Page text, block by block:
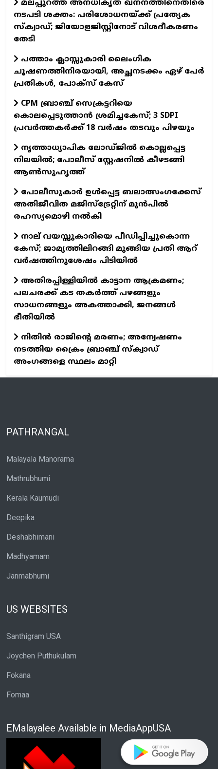
മലപ്പുറത്ത് അനധികൃത ഖനനത്തിനെതിരെ
നടപടി ശക്തം: പരിശോധനയ്ക്ക് പ്രത്യേക
സ്‌ക്വാഡ്; ജിയോളജിസ്റ്റിനോട് വിശദീകരണം
തേടി
പത്താം ക്ലാസ്സുകാരി ലൈംഗിക
ചൂഷണത്തിനിരയായി, അച്ഛനടക്കം ഏഴ് പേര്‍
പ്രതികള്‍, പോക്‌സ് കേസ്
CPM ബ്രാഞ്ച് സെക്രട്ടറിയെ
കൊലപ്പെടുത്താന്‍ ശ്രമിച്ചകേസ്; 3 SDPI
പ്രവര്‍ത്തകര്‍ക്ക് 18 വര്‍ഷം തടവും പിഴയും
നൃത്താധ്യാപിക ലോഡ്ജില്‍ കൊല്ലപ്പെട്ട
നിലയില്‍; പോലീസ് സ്റ്റേഷനില്‍ കീഴടങ്ങി
ആണ്‍സുഹൃത്ത്
പോലീസുകാര്‍ ഉള്‍പ്പെട്ട ബലാത്സംഗക്കേസ്
അതിജീവിത മജിസ്ട്രേറ്റിന് മുന്‍പില്‍
രഹസ്യമൊഴി നല്‍കി
നാല് വയസ്സുകാരിയെ പീഡിപ്പിച്ചുകൊന്ന
കേസ്; ജാമ്യത്തിലിറങ്ങി മുങ്ങിയ പ്രതി ആറ്
വര്‍ഷത്തിനുശേഷം പിടിയില്‍
അതിരപ്പിള്ളിയില്‍ കാട്ടാന ആക്രമണം;
പലചരക്ക് കട തകര്‍ത്ത് പഴങ്ങളും
സാധനങ്ങളും അകത്താക്കി, ജനങ്ങള്‍
ഭീതിയില്‍
നിതിന്‍ രാജിന്റെ മരണം; അന്വേഷണം
നടത്തിയ ക്രൈം ബ്രാഞ്ച് സ്‌ക്വാഡ്
അംഗങ്ങളെ സ്ഥലം മാറ്റി
PATHRANGAL
Malayala Manorama
Mathrubhumi
Kerala Kaumudi
Deepika
Deshabhimani
Madhyamam
Janmabhumi
US WEBSITES
Santhigram USA
Joychen Puthukulam
Fokana
Fomaa
EMalayalee Available in MediaAppUSA